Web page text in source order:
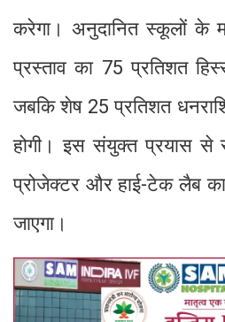
करेगा। अनुदानित स्कूलों के
प्रस्ताव का 75 प्रतिशत
जबकि शेष 25 प्रतिशत
होगी। इस संयुक्त प्रयास
प्रोजेक्टर और हाई-टेक लैब का
जाएगा।